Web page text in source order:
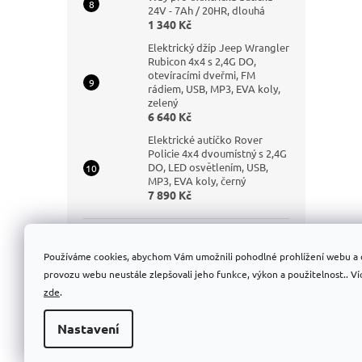
Používáme cookies, abychom Vám umožnili pohodlné prohlížení webu a
provozu webu neustále zlepšovali jeho funkce, výkon a použitelnost..
zde.
Nastavení
24V - 7Ah / 20HR, dlouhá
1 340 Kč
Elektrický džíp Jeep Wrangler
Rubicon 4x4 s 2,4G DO,
otevíracími dveřmi, FM
rádiem, USB, MP3, EVA koly,
zelený
6 640 Kč
Elektrické autíčko Rover
Policie 4x4 dvoumístný s 2,4G
DO, LED osvětlením, USB,
MP3, EVA koly, černý
7 890 Kč
Nákupní košík